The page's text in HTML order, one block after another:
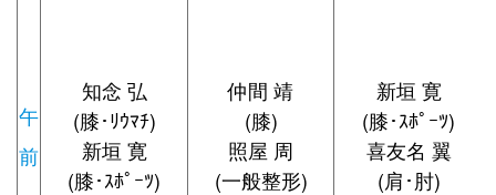
午
前
知念 弘
(膝･ﾘｳﾏﾁ)
新垣 寛
(膝･ｽﾎﾟｰﾂ)
仲間 靖
(膝)
照屋 周
(一般整形)
新垣 寛
(膝･ｽﾎﾟｰﾂ)
喜友名 翼
(肩･肘)